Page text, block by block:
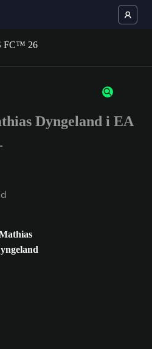
eller siffror
Dyngeland i EA